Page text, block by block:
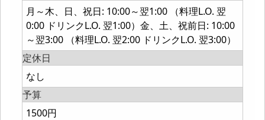
月～木、日、祝日: 10:00～翌1:00 （料理L.O. 翌
0:00 ドリンクL.O. 翌1:00）金、土、祝前日: 10:00
～翌3:00 （料理L.O. 翌2:00 ドリンクL.O. 翌3:00）
定休日
なし
予算
1500円